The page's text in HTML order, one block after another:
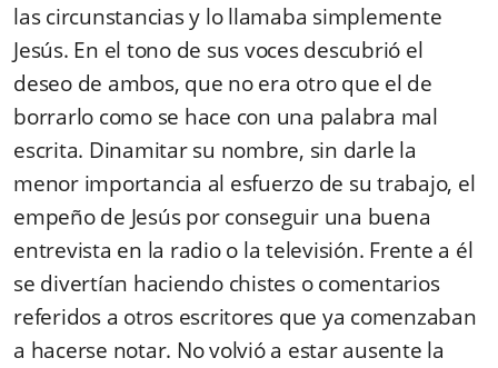
las circunstancias y lo llamaba simplemente
Jesús. En el tono de sus voces descubrió el
deseo de ambos, que no era otro que el de
borrarlo como se hace con una palabra mal
escrita. Dinamitar su nombre, sin darle la
menor importancia al esfuerzo de su trabajo, el
empeño de Jesús por conseguir una buena
entrevista en la radio o la televisión. Frente a él
se divertían haciendo chistes o comentarios
referidos a otros escritores que ya comenzaban
a hacerse notar. No volvió a estar ausente la